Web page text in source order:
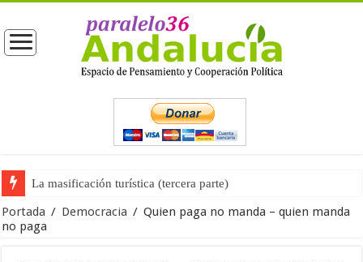
La masificación turística (tercera parte)
La opinión pública ante las próximas elecciones generales
Portada / Democracia / Quien paga no manda – quien manda
no paga